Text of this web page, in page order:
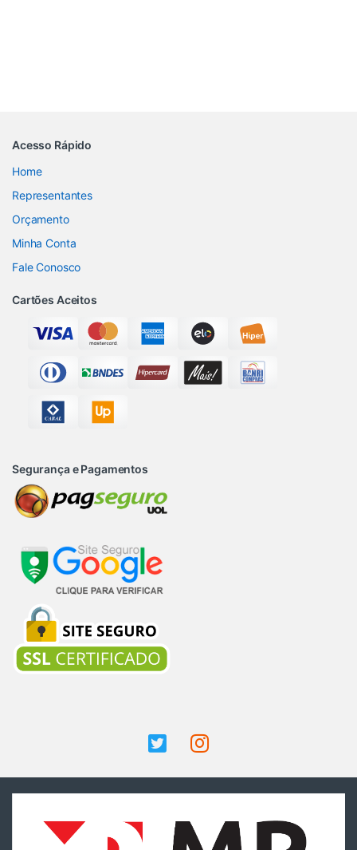
Acesso Rápido
Home
Representantes
Orçamento
Minha Conta
Fale Conosco
Cartões Aceitos
Segurança e Pagamentos